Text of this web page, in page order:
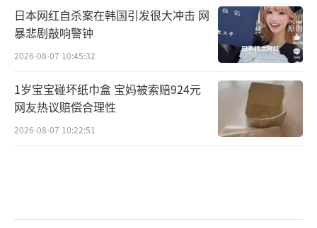
日本网红自杀案在韩国引发很大冲击 网
暴悲剧敲响警钟
2026-08-07 10:45:32
1岁宝宝碰坏纸巾盒 宝妈被索赔924元
网友热议赔偿合理性
2026-08-07 10:22:51